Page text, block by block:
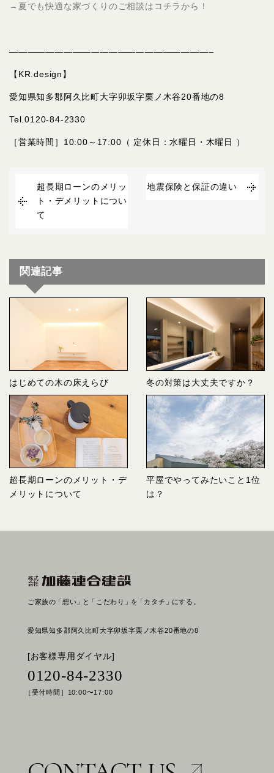
→夏でも快適な家づくりのご相談はコチラから！
——————————————————————–
【KR.design】
愛知県知多郡阿久比町大字卯坂字栗ノ木谷20番地の8
Tel.0120-84-2330
［営業時間］10:00～17:00（ 定休日：水曜日・木曜日 ）
超長期ローンのメリッ
ト・デメリットについ
て
地震保険と保証の違い
関連記事
はじめての木の床えらび 冬の対策は大丈夫ですか？
超長期ローンのメリット・デ
メリットについて
平屋でやってみたいこと1位
は？
ご家族の「想い」と 「こだわり」を「カタチ」にする。
愛知県知多郡阿久比町大字卯坂字栗ノ木谷20番地の8
[お客様専用ダイヤル]
0120-84-2330
［受付時間］10:00〜17:00